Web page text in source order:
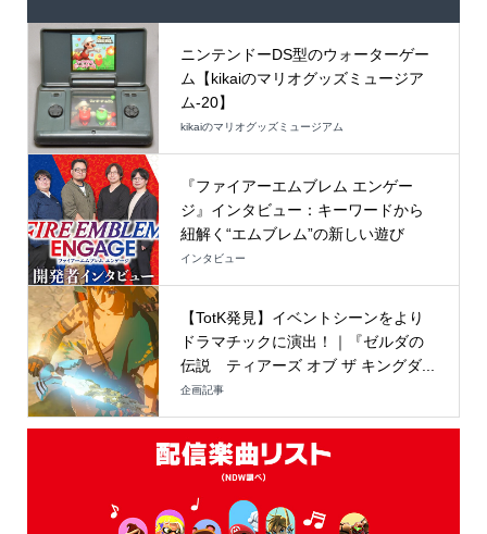
ニンテンドーDS型のウォーターゲー
ム【kikaiのマリオグッズミュージア
ム-20】
kikaiのマリオグッズミュージアム
『ファイアーエムブレム エンゲー
ジ』インタビュー：キーワードから
紐解く“エムブレム”の新しい遊び
インタビュー
【TotK発見】イベントシーンをより
ドラマチックに演出！｜『ゼルダの
伝説 ティアーズ オブ ザ キングダ...
企画記事